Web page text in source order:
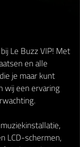
Le Buzz VIP! Met
en alle
je maar kunt
wij een ervaring
LCD-schermen,